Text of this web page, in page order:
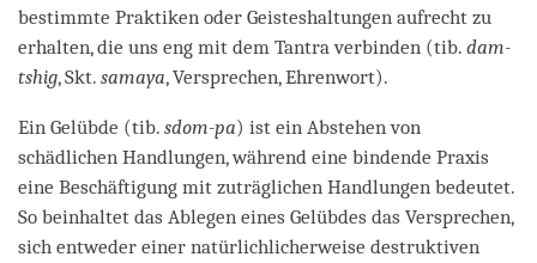
bestimmte Praktiken oder Geisteshaltungen aufrecht zu
erhalten, die uns eng mit dem Tantra verbinden (tib. dam-
tshig, Skt. samaya, Versprechen, Ehrenwort).
Ein Gelübde (tib. sdom-pa) ist ein Abstehen von
schädlichen Handlungen, während eine bindende Praxis
eine Beschäftigung mit zuträglichen Handlungen bedeutet.
So beinhaltet das Ablegen eines Gelübdes das Versprechen,
sich entweder einer natürlichlicherweise destruktiven